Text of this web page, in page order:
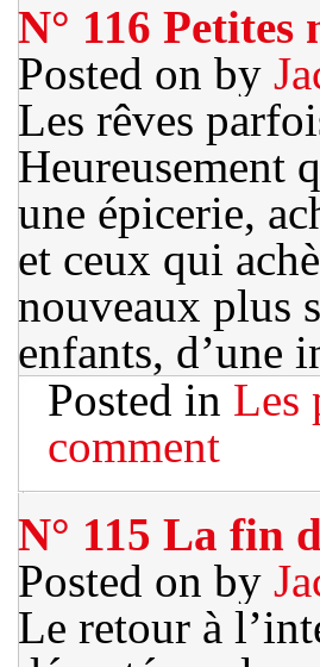
N° 116 Petites
Posted on by
Les rêves
Heureusement
une épicerie,
et ceux qui
nouveaux plus
enfants, d’une
Posted in Les
comment
N° 115 La fin
Posted on by
Le retour à